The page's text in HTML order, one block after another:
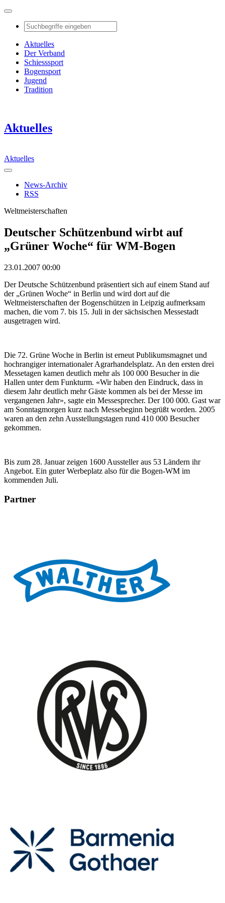
Aktuelles
Der Verband
Schiesssport
Bogensport
Jugend
Tradition
Aktuelles
Aktuelles
News-Archiv
RSS
Weltmeisterschaften
Deutscher Schützenbund wirbt auf
„Grüner Woche“ für WM-Bogen
23.01.2007 00:00
Der Deutsche Schützenbund präsentiert sich auf einem Stand auf
der „Grünen Woche“ in Berlin und wird dort auf die
Weltmeisterschaften der Bogenschützen in Leipzig aufmerksam
machen, die vom 7. bis 15. Juli in der sächsischen Messestadt
ausgetragen wird.
Die 72. Grüne Woche in Berlin ist erneut Publikumsmagnet und
hochrangiger internationaler Agrarhandelsplatz. An den ersten drei
Messetagen kamen deutlich mehr als 100 000 Besucher in die
Hallen unter dem Funkturm. «Wir haben den Eindruck, dass in
diesem Jahr deutlich mehr Gäste kommen als bei der Messe im
vergangenen Jahr», sagte ein Messesprecher. Der 100 000. Gast war
am Sonntagmorgen kurz nach Messebeginn begrüßt worden. 2005
waren an den zehn Ausstellungstagen rund 410 000 Besucher
gekommen.
Bis zum 28. Januar zeigen 1600 Aussteller aus 53 Ländern ihr
Angebot. Ein guter Werbeplatz also für die Bogen-WM im
kommenden Juli.
Partner